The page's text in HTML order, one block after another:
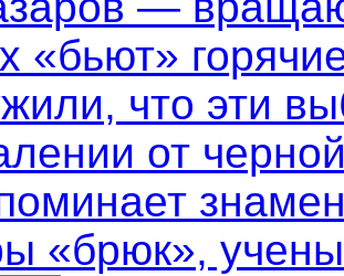
«бьют»
что эти
от
«брюк»,